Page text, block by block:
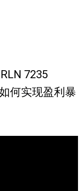
7235
何实现盈利暴